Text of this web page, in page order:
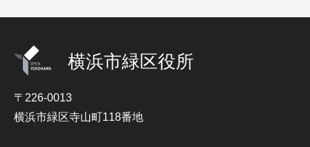
横浜市緑区役所
〒226-0013
横浜市緑区寺山町118番地